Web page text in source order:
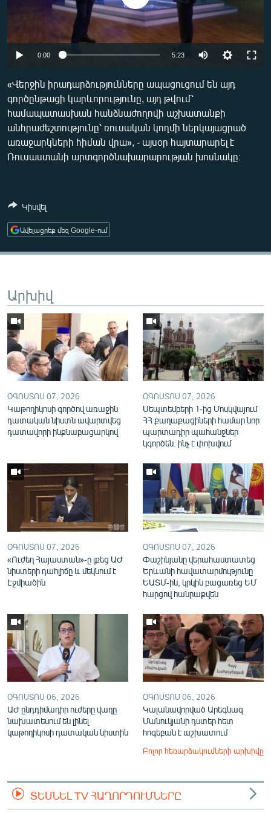
ՄԻՋԱԶԳԱՅԻՆ
ՄՇԱԿՈՒՅԹ
ՍՊՈՐՏ
ՏՏ ԵՒ ԻՆՏԵՐՆԵՏ
ԿՈՐՈՆԱՎԻՐՈՒՍ
ԱՐԽԻՎ
ՏԵՍԱՆՅՈՒԹԵՐ
ՁԳՏԵԼՈՎ ԼԱՎԱԳՈՒՅՆԻՆ
ՓՈԴՔԱՍԹ
Русский
ՀԵՏԵՎԵՔ ՄԵԶ
«Ազատության» բոլոր կայքերը
0:00 5:23
«Վերջին իրադարձությունները ապացուցում են այդ
գործընթացի կարևորությունը, այդ թվում՝
համապատասխան հանձնաժողովի աշխատանքի
անհրաժեշտությունը՝ ռուսական կողմի ներկայացրած
առաջարկների հիման վրա», - այսօր հայտարարել է
Ռուսաստանի արտգործնախարարության խոսնակը։
Կիսվել
Ավելացրեք մեզ Google-ում
Արխիվ
ՕԳՈՍՏՈՍ 07, 2026
Կաթողիկոսի գործով առաջին
դատական նիստն ավարտվեց
դատավորի ինքնաբացարկով
ՕԳՈՍՏՈՍ 07, 2026
Սեպտեմբերի 1-ից Մոսկվայում
ՀՀ քաղաքացիների համար նոր
պարտադիր պահանջներ
կգործեն. ինչ է փոխվում
ՕԳՈՍՏՈՍ 07, 2026
«Ուժեղ Հայաստան»-ը լքեց ԱԺ
նիստերի դահլիճը և մեկնում է
Էջմիածին
ՕԳՈՍՏՈՍ 07, 2026
Փաշինյանը վերահաստատեց
Երևանի հավատարմությունը
ԵԱՏՄ-ին, կրկին բացառեց ԵՄ
հարցով հանրաքվեն
ՕԳՈՍՏՈՍ 06, 2026
ԱԺ ընդդիմադիր ուժերը վաղը
նախատեսում են լինել
կաթողիկոսի դատական նիստին
ՕԳՈՍՏՈՍ 06, 2026
Կալանավորված Արեգնազ
Մանուկյանի դստեր հետ
հոգեբան է աշխատում
Բոլոր հեռարձակումների արխիվը
ՏԵՍՆԵԼ TV ՀԱՂՈՐԴՈՒՄՆԵՐԸ